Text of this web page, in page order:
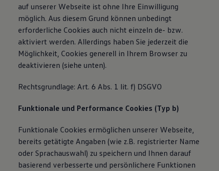
auf unserer Webseite ist ohne Ihre Einwilligung
möglich. Aus diesem Grund können unbedingt
erforderliche Cookies auch nicht einzeln de- bzw.
aktiviert werden. Allerdings haben Sie jederzeit die
Möglichkeit, Cookies generell in Ihrem Browser zu
deaktivieren (siehe unten).
Rechtsgrundlage: Art. 6 Abs. 1 lit. f) DSGVO
Funktionale und Performance Cookies (Typ b)
Funktionale Cookies ermöglichen unserer Webseite,
bereits getätigte Angaben (wie z.B. registrierter Name
oder Sprachauswahl) zu speichern und Ihnen darauf
basierend verbesserte und persönlichere Funktionen